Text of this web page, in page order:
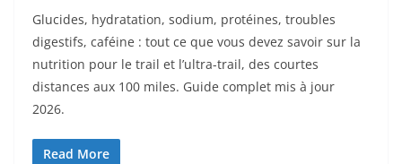
Glucides, hydratation, sodium, protéines, troubles
digestifs, caféine : tout ce que vous devez savoir sur la
nutrition pour le trail et l’ultra-trail, des courtes
distances aux 100 miles. Guide complet mis à jour
2026.
Read More